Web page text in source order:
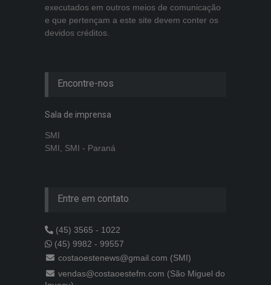
executados em outros meios de comunicação
e que pertençam a este site devem conter os
devidos créditos.
Encontre-nos
Sala de imprensa
SMI
SMI, SMI - Paraná
Entre em contato
(45) 3565 - 1022
(45) 9982 - 99557
costaoestenews@gmail.com (SMI)
vendas@costaoestefm.com (São Miguel do